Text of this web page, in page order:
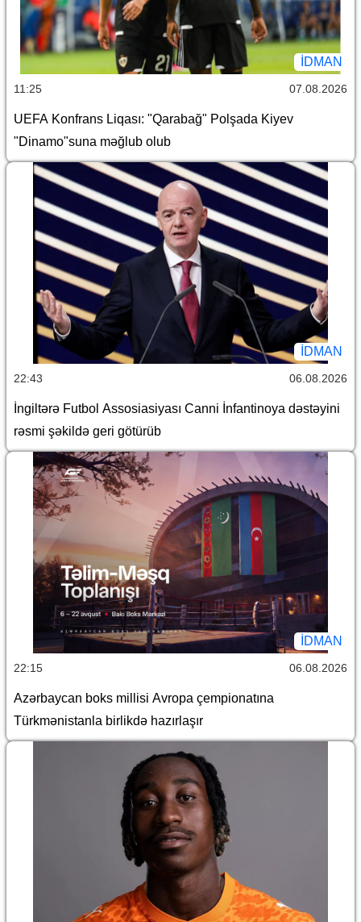
İDMAN
11:25 07.08.2026
UEFA Konfrans Liqası: "Qarabağ" Polşada Kiyev
"Dinamo"suna məğlub olub
İDMAN
22:43 06.08.2026
İngiltərə Futbol Assosiasiyası Canni İnfantinoya dəstəyini
rəsmi şəkildə geri götürüb
İDMAN
22:15 06.08.2026
Azərbaycan boks millisi Avropa çempionatına
Türkmənistanla birlikdə hazırlaşır